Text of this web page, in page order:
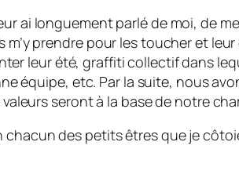
ai longuement parlé de moi, de
prendre pour les toucher et
leur été, graffiti collectif dans
équipe, etc. Par la suite, nous
seront à la base de notre
des petits êtres que je